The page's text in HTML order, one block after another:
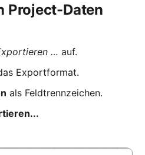
Project-Daten
… auf.
Exportformat.
als Feldtrennzeichen.